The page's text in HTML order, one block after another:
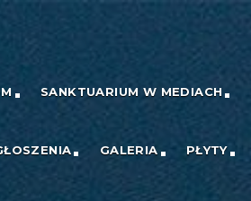
SANKTUARIUM W MEDIACH
GALERIA PŁYTY